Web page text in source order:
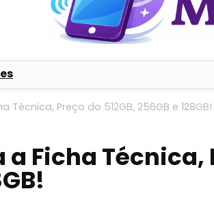
Técnica, Preço do 512GB, 256GB e 128GB!
a Ficha